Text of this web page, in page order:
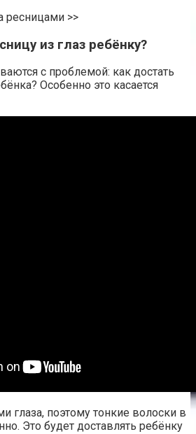
ресницами >>
из глаз ребёнку?
с проблемой: как достать
Особенно это касается
глаза, поэтому тонкие волоски в
Это будет доставлять ребёнку